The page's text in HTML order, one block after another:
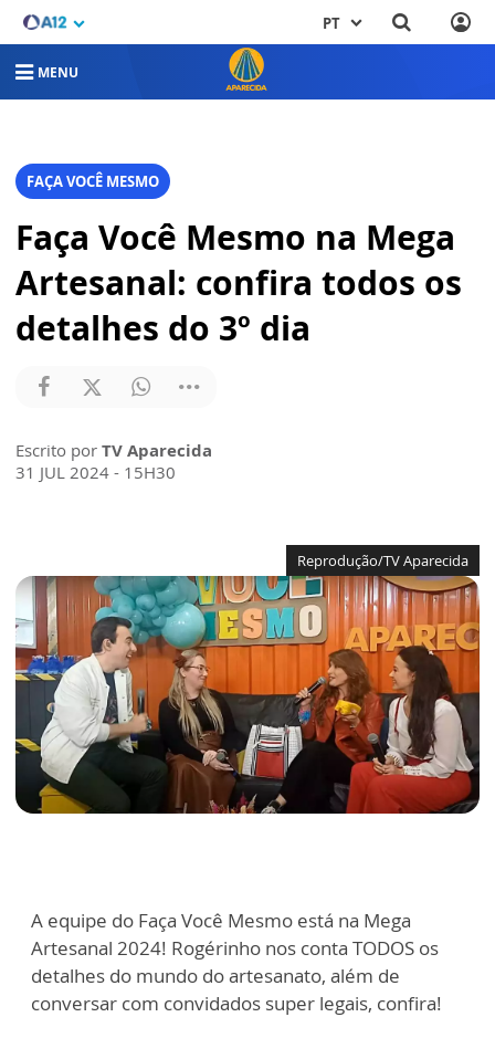
PT
MENU
FAÇA VOCÊ MESMO
Faça Você Mesmo na Mega
Artesanal: confira todos os
detalhes do 3º dia
Escrito por TV Aparecida
31 JUL 2024 - 15H30
Reprodução/TV Aparecida
A equipe do Faça Você Mesmo está na Mega
Artesanal 2024! Rogérinho nos conta TODOS os
detalhes do mundo do artesanato, além de
conversar com convidados super legais, confira!